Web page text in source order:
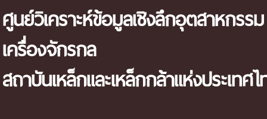
ศูนย์วิเคราะห์ข้อมูลเชิงลึกอุตสาหกรรม
เครื่องจักรกล
สถาบันเหล็กและเหล็กกล้าแห่งประเทศ